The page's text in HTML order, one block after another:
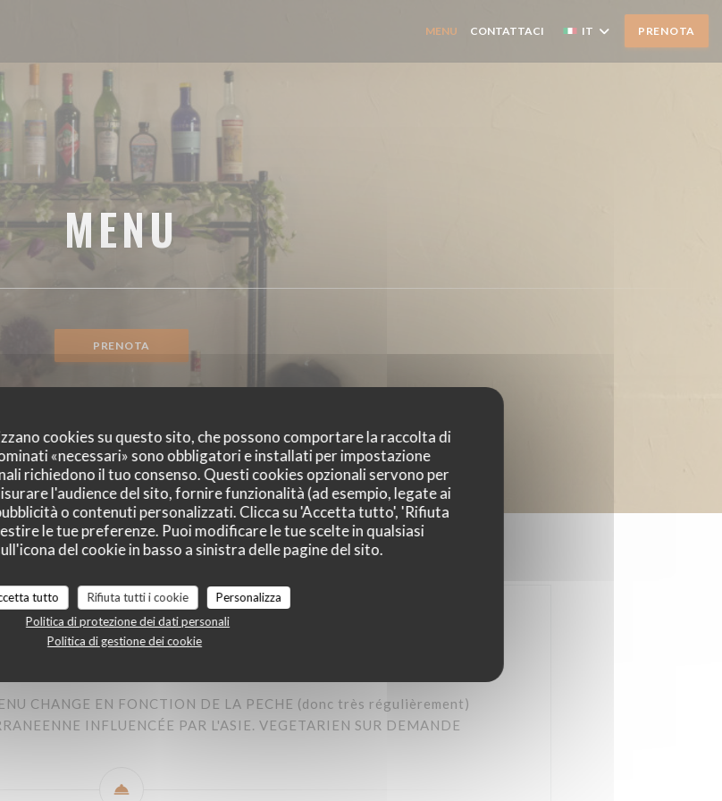
cookies su questo sito, che possono comportare la raccolta di
«necessari» sono obbligatori e installati per impostazione
richiedono il tuo consenso. Questi cookies opzionali servono per
l'audience del sito, fornire funzionalità (ad esempio, legate ai
o contenuti personalizzati. Clicca su 'Accetta tutto', 'Rifiuta
le tue preferenze. Puoi modificare le tue scelte in qualsiasi
del cookie in basso a sinistra delle pagine del sito.
tutto Rifiuta tutti i cookie
Personalizza
Politica di protezione dei dati personali
Politica di gestione dei cookie
MENU CONTATTACI IT PRENOTA
MENU
PRENOTA
MENU UNIQUE 45€
CHANGE EN FONCTION DE LA PECHE (donc très régulièrement)
INFLUENCÉE PAR L'ASIE. VEGETARIEN SUR DEMANDE